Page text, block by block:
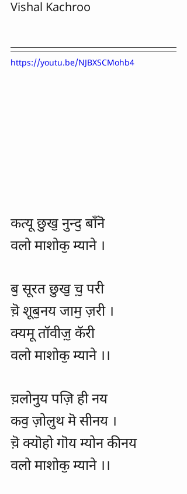
Vishal Kachroo
https://youtu.be/NJBXSCMohb4
कत्यू छुखॖ नुन्दॖ बाँनॆ
वलो माशोकॖ म्याने ।
बॖ सूरत छुखॖ च़ॖ परी
च़ॆ शूबॖनय जामॖ ज़री ।
क्यमू तॉवीज़ॖ कॅरी
वलो माशोकॖ म्याने ।।
च़लोनुय पज़ि ही नय
कवॖ ज़ोलुथ मॆ सीनय ।
च़ॆ क्यॊहो गॊय म्योन कीनय
वलो माशोकॖ म्याने ।।